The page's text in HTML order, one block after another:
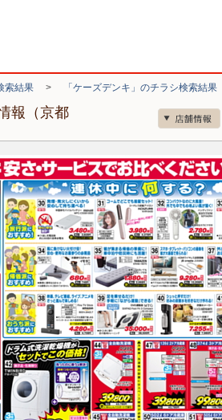
索結果 > 「ケーズデンキ」のチラシ検索結果
報（京都